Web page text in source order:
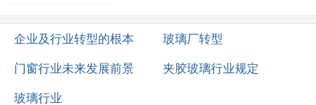
企业及行业转型的根本 玻璃厂转型
门窗行业未来发展前景 夹胶玻璃行业规定
玻璃行业